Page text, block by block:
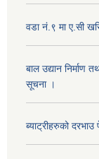
वडा नं.९ मा ए.सी
बाल उद्यान निर्माण
सूचना ।
ब्याट्रीहरुको